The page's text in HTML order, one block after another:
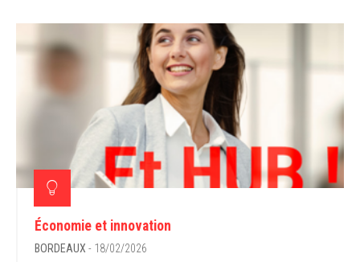
Économie et innovation
BORDEAUX - 18/02/2026